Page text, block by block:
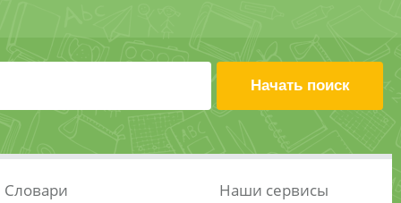
Словари Наши сервисы